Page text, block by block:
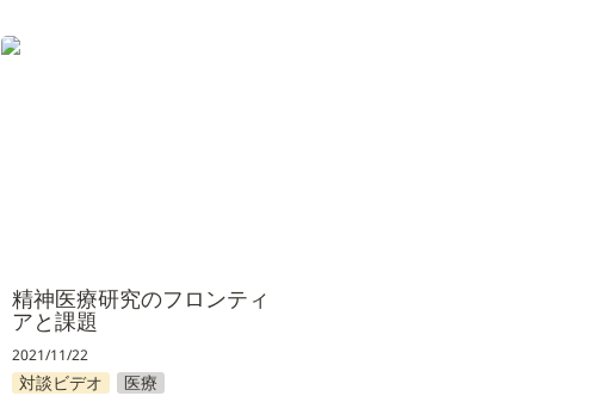
精神医療研究のフロンティアと
精神医療研究のフロンティ
アと課題
2021/11/22
対談ビデオ 医療